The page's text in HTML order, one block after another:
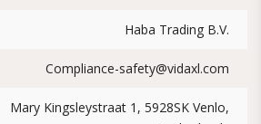
Haba Trading B.V.
Compliance-safety@vidaxl.com
Mary Kingsleystraat 1, 5928SK Venlo,